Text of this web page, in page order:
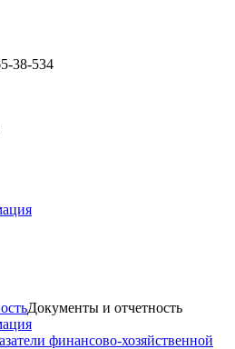
38-534
Документы и отчетность
финансово-хозяйственной